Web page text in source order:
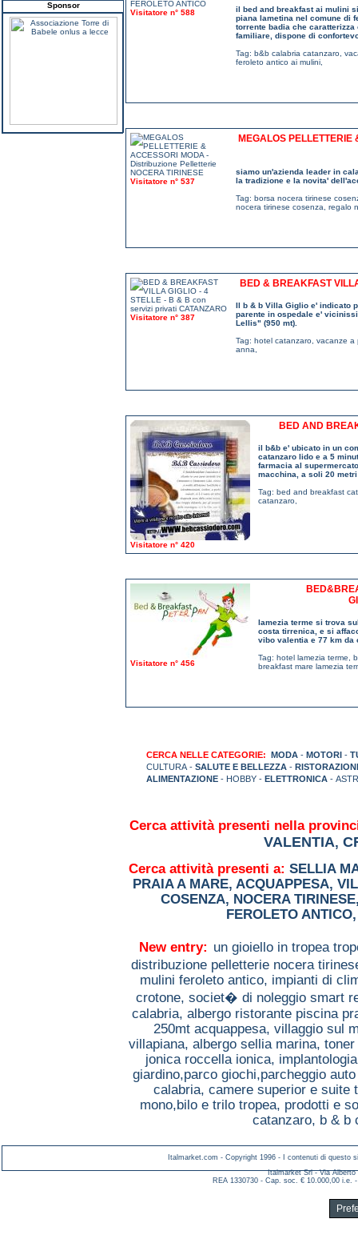
Visitatore n° 588
il bed and breakfast ai mulini
piana lametina nel comune di
torrente badia che
familiare, dispone di
Tag: b&b calabria catanzaro
feroleto antico ai mulini
Visitatore n° 537
MEGALOS
siamo un'azienda leader in
la tradizione e la novita'
Tag: borsa nocera tirinese
nocera tirinese cosenza
regalo
Visitatore n° 387
BED & BREAKFAST
Il b & b Villa Giglio e' indicato
parente in ospedale e'
Lellis" (950 mt).
Tag: hotel catanzaro vacanze a
anna
Visitatore n° 420
BED AND
il b&b e' ubicato in un
catanzaro lido e a 5
farmacia al
macchina, a soli 20
Tag: bed and breakfast
catanzaro
Visitatore n° 456
lamezia terme si trova
costa tirrenica, e si
vibo valentia e 77 km da
Tag: hotel lamezia terme
breakfast mare lamezia
CERCA NELLE CATEGORIE: MODA - MOTORI -
CULTURA - SALUTE E BELLEZZA -
ALIMENTAZIONE - HOBBY - ELETTRONICA -
Cerca attività presenti nella
VALENTIA,
Cerca attività presenti a: SELLIA
PRAIA A MARE, ACQUAPPESA,
COSENZA, NOCERA TIRINESE
FEROLETO ANTICO
New entry: un gioiello in tropea
distribuzione pelletterie nocera
mulini feroleto antico, impianti di
crotone, societ� di noleggio smart
calabria, albergo ristorante piscina
250mt acquappesa, villaggio sul
villapiana, albergo sellia marina,
jonica roccella ionica,
giardino,parco giochi,parcheggio
calabria, camere superior e suite
mono,bilo e trilo tropea, prodotti e
catanzaro, b & b
Sponsor
Italmarket.com - Copyright 1996 - I contenuti di questo
Italmarket Srl - Via Alberto
REA 1330730 - Cap. soc. € 10.000,00 i.e.